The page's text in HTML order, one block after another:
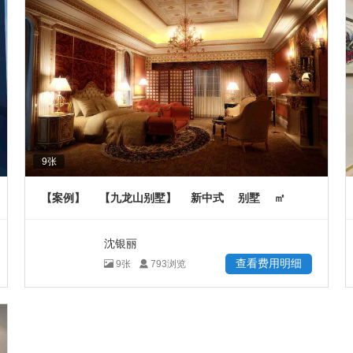
9张
【案例】 【九龙山别墅】 新中式 别墅 ㎡
沈银丽
9张 793浏览 查看费用明细